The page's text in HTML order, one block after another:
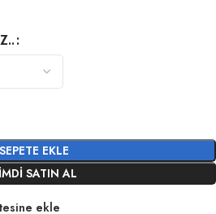
SEPETE EKLE
SATIN AL
ekle